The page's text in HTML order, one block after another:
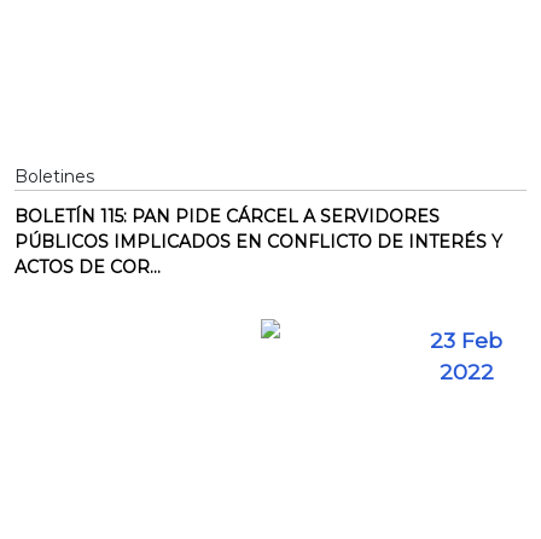
Boletines
BOLETÍN 115: PAN PIDE CÁRCEL A SERVIDORES
PÚBLICOS IMPLICADOS EN CONFLICTO DE INTERÉS Y
ACTOS DE COR...
23 Feb
2022